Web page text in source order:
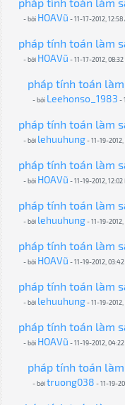
pháp tính toán làm
- bởi HOAVũ - 11-17-2012, 12:58
pháp tính toán làm
- bởi HOAVũ - 11-17-2012, 08:32
pháp tính toán
- bởi Leehonso_1983 -
pháp tính toán làm
- bởi lehuuhung- 11-19-2012,
pháp tính toán làm
- bởi HOAVũ - 11-19-2012, 12:02
pháp tính toán làm
- bởi lehuuhung- 11-19-2012,
pháp tính toán làm
- bởi HOAVũ - 11-19-2012, 03:42
pháp tính toán làm
- bởi lehuuhung- 11-19-2012,
pháp tính toán làm
- bởi HOAVũ - 11-19-2012, 04:22
pháp tính toán
- bởitruong038 - 11-19-